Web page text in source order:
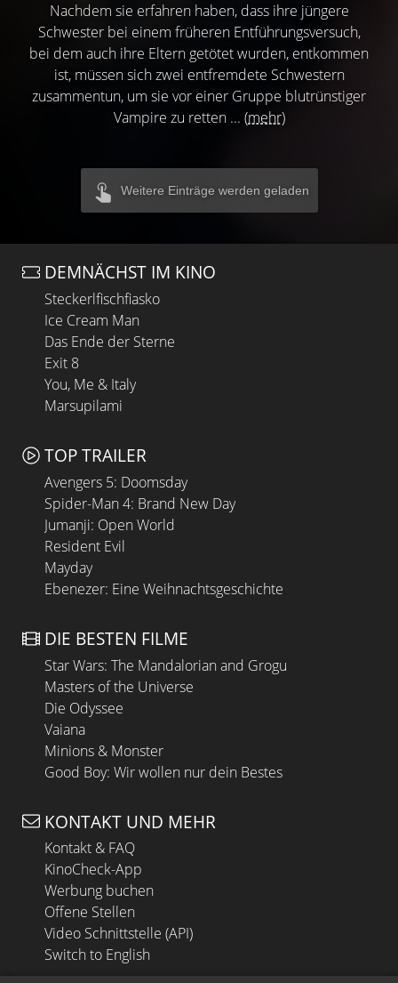
Nachdem sie erfahren haben, dass ihre jüngere
Schwester bei einem früheren Entführungsversuch,
bei dem auch ihre Eltern getötet wurden, entkommen
ist, müssen sich zwei entfremdete Schwestern
zusammentun, um sie vor einer Gruppe blutrünstiger
Vampire zu retten ... (mehr)
Weitere Einträge werden geladen
DEMNÄCHST IM KINO
Steckerlfischfiasko
Ice Cream Man
Das Ende der Sterne
Exit 8
You, Me & Italy
Marsupilami
TOP TRAILER
Avengers 5: Doomsday
Spider-Man 4: Brand New Day
Jumanji: Open World
Resident Evil
Mayday
Ebenezer: Eine Weihnachtsgeschichte
DIE BESTEN FILME
Star Wars: The Mandalorian and Grogu
Masters of the Universe
Die Odyssee
Vaiana
Minions & Monster
Good Boy: Wir wollen nur dein Bestes
KONTAKT UND MEHR
Kontakt & FAQ
KinoCheck-App
Werbung buchen
Offene Stellen
Video Schnittstelle (API)
Switch to English